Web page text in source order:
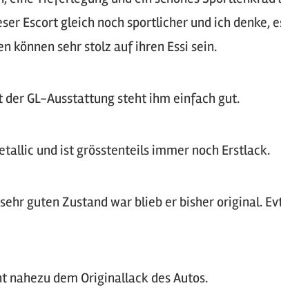
Escort gleich noch sportlicher und ich denke,
können sehr stolz auf ihren Essi sein.
der GL-Ausstattung steht ihm einfach gut.
und ist grösstenteils immer noch Erstlack.
guten Zustand war blieb er bisher original.
nahezu dem Originallack des Autos.